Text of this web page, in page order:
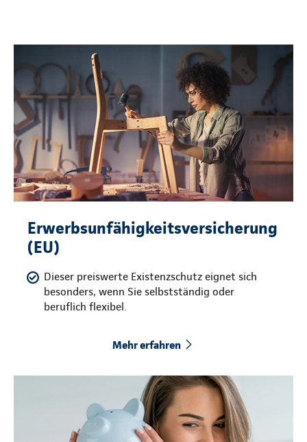
Erwerbsunfähigkeitsversicherung
(EU)
Dieser preiswerte Existenzschutz eignet sich
besonders, wenn Sie selbstständig oder
beruflich flexibel.
Mehr erfahren